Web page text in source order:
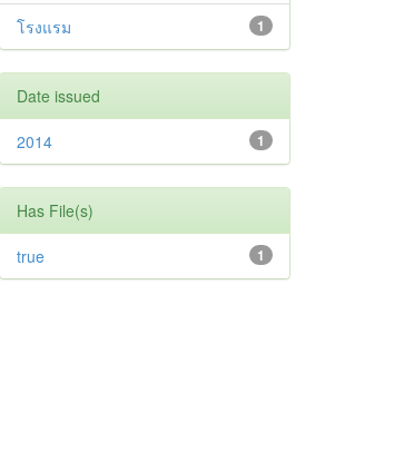
1
โรงแรม
Date issued
1
2014
Has File(s)
1
true